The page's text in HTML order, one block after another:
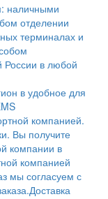
наличными
отделении
терминалах и
России в любой
в удобное для
компанией.
Вы получите
компании в
компанией
мы согласуем с
Доставка